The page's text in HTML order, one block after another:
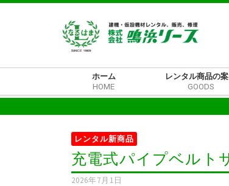
ホーム
HOME
レンタル商品の
GOODS
レンタル新商品
充電式パイプベルト
2026年7月1日